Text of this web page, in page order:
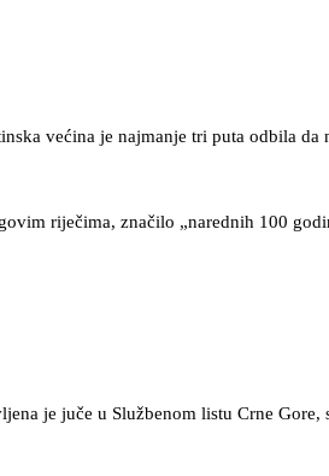
većina je najmanje tri puta odbila da
riječima, značilo „narednih 100
je juče u Službenom listu Crne Gore,